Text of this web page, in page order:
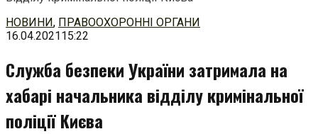
Перейти
до
НОВИНИ, ПРАВООХОРОННІ ОРГАНИ
16.04.202115:22
Служба безпеки України затримала на
хабарі начальника відділу кримінальної
поліції Києва